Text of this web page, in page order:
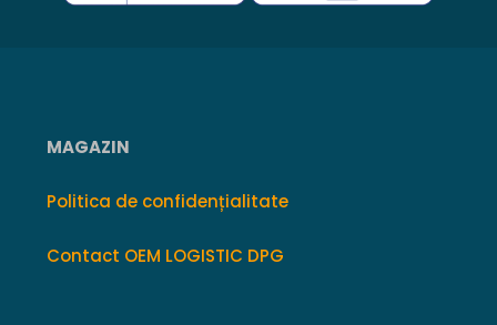
MAGAZIN
Politica de confidențialitate
Contact OEM LOGISTIC DPG